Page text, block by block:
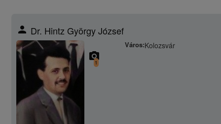
person Dr. Hintz György József
Város:Kolozsvár
camera_alt
1